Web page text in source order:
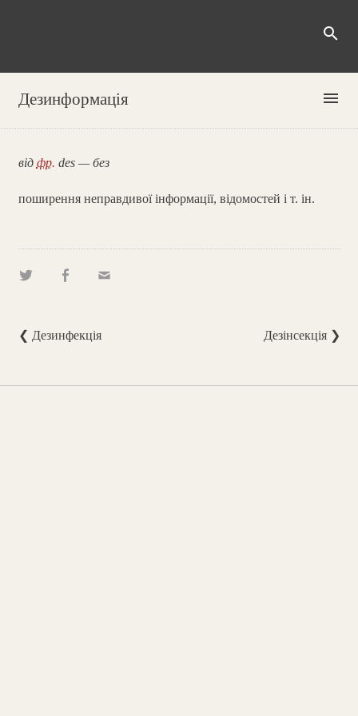
search
Дезинформація menu
від фр. des — без
поширення неправдивої інформації, відомостей і т. ін.
❮ Дезинфекція Дезінсекція ❯